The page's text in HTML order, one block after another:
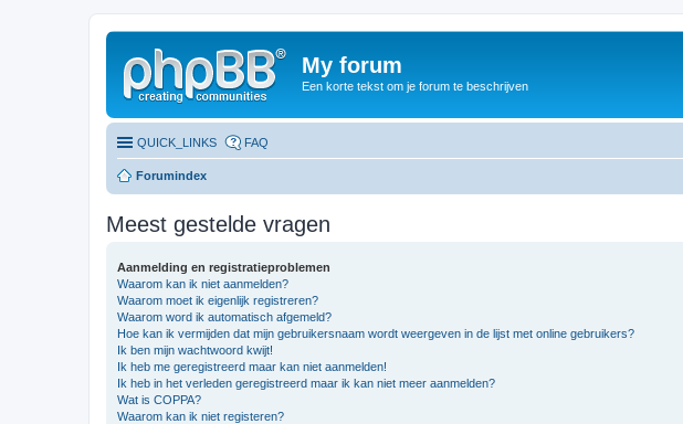
My forum
Een korte tekst om je forum te beschrijven
QUICK_LINKS FAQ
Forumindex
Meest gestelde vragen
Aanmelding en registratieproblemen
Waarom kan ik niet aanmelden?
Waarom moet ik eigenlijk registreren?
Waarom word ik automatisch afgemeld?
Hoe kan ik vermijden dat mijn gebruikersnaam wordt weergeven in de lijst met online gebruikers?
Ik ben mijn wachtwoord kwijt!
Ik heb me geregistreerd maar kan niet aanmelden!
Ik heb in het verleden geregistreerd maar ik kan niet meer aanmelden?
Wat is COPPA?
Waarom kan ik niet registeren?